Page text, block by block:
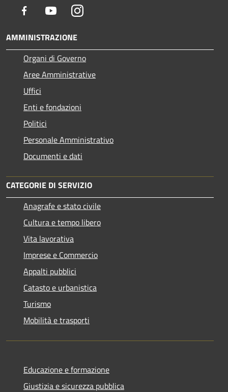
Facebook YoutubeInstagram
AMMINISTRAZIONE
Organi di Governo
Aree Amministrative
Uffici
Enti e fondazioni
Politici
Personale Amministrativo
Documenti e dati
CATEGORIE DI SERVIZIO
Anagrafe e stato civile
Cultura e tempo libero
Vita lavorativa
Imprese e Commercio
Appalti pubblici
Catasto e urbanistica
Turismo
Mobilità e trasporti
Educazione e formazione
Giustizia e sicurezza pubblica